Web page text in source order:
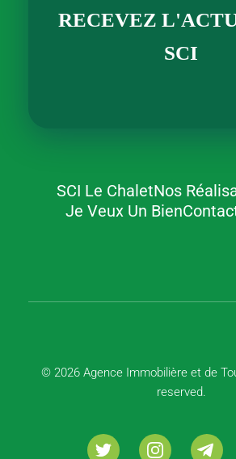
RECEVEZ
SCI
Agence Immobilière et de Tourisme
SCI Le ChaletNos
Je Veux Un Bien
© 2026 Agence Immobilière et de
reserved.